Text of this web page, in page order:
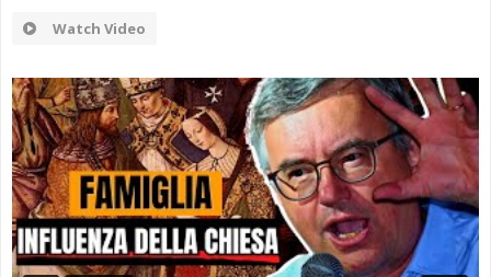
Watch Video